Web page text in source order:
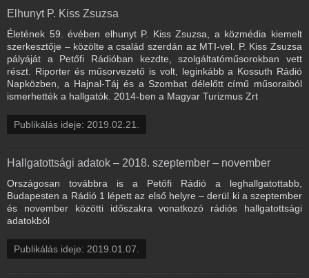
Elhunyt P. Kiss Zsuzsa
Életének 59. évében elhunyt P. Kiss Zsuzsa, a közmédia kiemelt
szerkesztője – közölte a család szerdán az MTI-vel. P. Kiss Zsuzsa
pályáját a Petőfi Rádióban kezdte, szolgáltatóműsorokban vett
részt. Riporter és műsorvezető is volt, leginkább a Kossuth Rádió
Napközben, a Hajnal-Táj és a Szombat délelőtt című műsoraiból
ismerhették a hallgatók. 2014-ben a Magyar Turizmus Zrt
Publikálás ideje: 2019.02.21.
Hallgatottsági adatok – 2018. szeptember – november
Országosan továbbra is a Petőfi Rádió a leghallgatottabb,
Budapesten a Rádió 1 lépett az első helyre – derül ki a szeptember
és november közötti időszakra vonatkozó rádiós hallgatottsági
adatokból
Publikálás ideje: 2019.01.07.